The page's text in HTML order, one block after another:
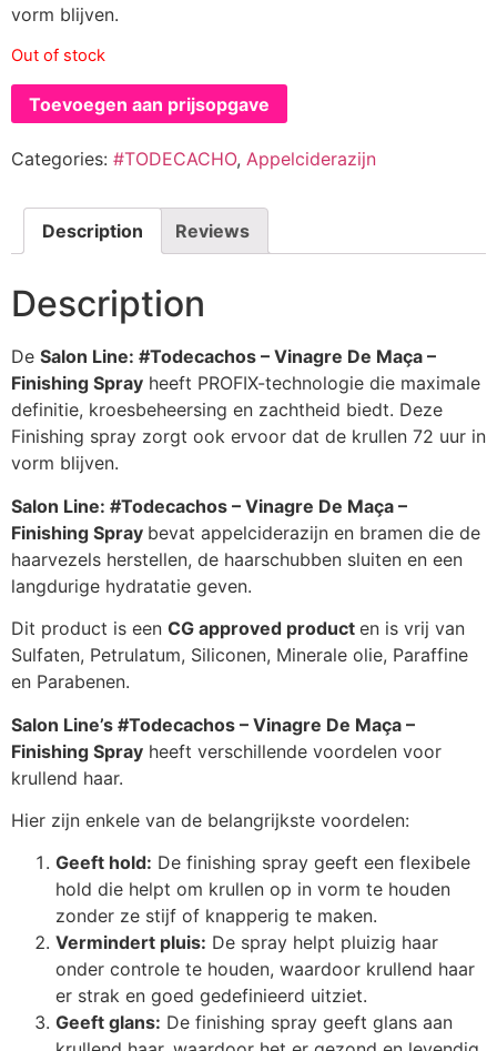
vorm blijven.
Out of stock
Toevoegen aan prijsopgave
Categories: #TODECACHO, Appelciderazijn
Description Reviews
Description
De Salon Line: #Todecachos – Vinagre De Maça –
Finishing Spray heeft PROFIX-technologie die maximale
definitie, kroesbeheersing en zachtheid biedt. Deze
Finishing spray zorgt ook ervoor dat de krullen 72 uur in
vorm blijven.
Salon Line: #Todecachos – Vinagre De Maça –
Finishing Spray bevat appelciderazijn en bramen die de
haarvezels herstellen, de haarschubben sluiten en een
langdurige hydratatie geven.
Dit product is een CG approved product en is vrij van
Sulfaten, Petrulatum, Siliconen, Minerale olie, Paraffine
en Parabenen.
Salon Line’s #Todecachos – Vinagre De Maça –
Finishing Spray heeft verschillende voordelen voor
krullend haar.
Hier zijn enkele van de belangrijkste voordelen:
Geeft hold: De finishing spray geeft een flexibele
hold die helpt om krullen op in vorm te houden
zonder ze stijf of knapperig te maken.
Vermindert pluis: De spray helpt pluizig haar
onder controle te houden, waardoor krullend haar
er strak en goed gedefinieerd uitziet.
Geeft glans: De finishing spray geeft glans aan